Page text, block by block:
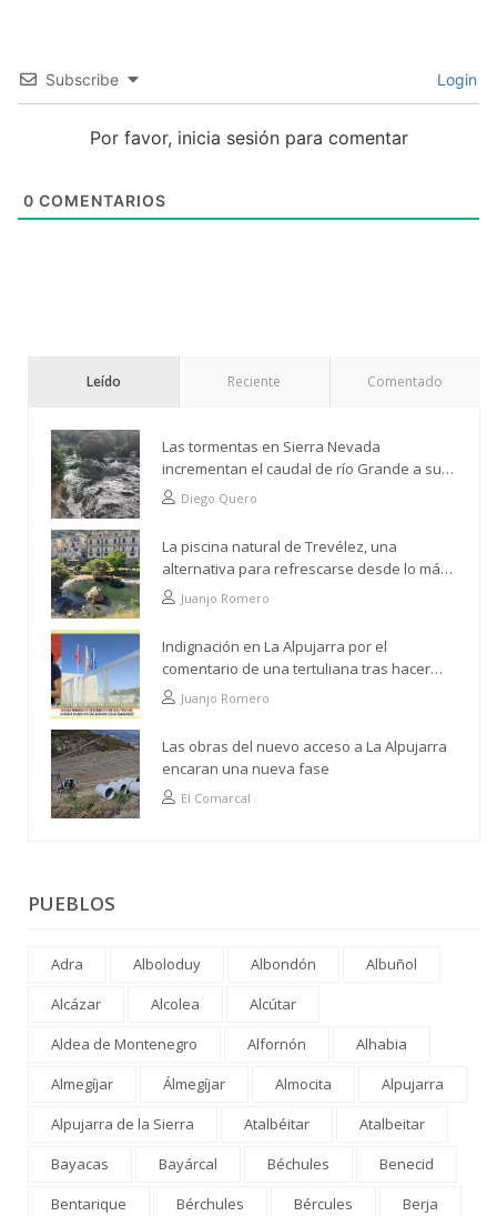
Subscribe Login
Por favor, inicia sesión para comentar
0 COMENTARIOS
Leído Reciente Comentado
Las tormentas en Sierra Nevada
incrementan el caudal de río Grande a su
paso por Trevélez
Diego Quero
La piscina natural de Trevélez, una
alternativa para refrescarse desde lo más
altoJuanjo Romero
Indignación en La Alpujarra por el
comentario de una tertuliana tras hacer
alusión al analfabetismo con la comarca
Juanjo Romero
Las obras del nuevo acceso a La Alpujarra
encaran una nueva fase
El Comarcal
PUEBLOS
Adra Alboloduy Albondón
Albuñol
Alcázar
Alcolea
Alcútar
Aldea de Montenegro
Alfornón
Alhabia
Almegíjar
Álmegíjar Almocita
Alpujarra
Alpujarra de la Sierra
Atalbéitar
Atalbeitar
Bayacas
Bayárcal Béchules
Benecid
Bentarique
Bérchules Bércules
Berja